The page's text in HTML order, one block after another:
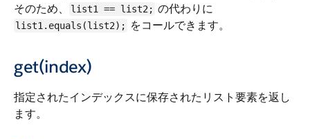
そのため、
list1 == list2; の代わりに
list1.equals(list2); をコールできます。
get(index)
指定されたインデックスに保存されたリスト要素を返し
ます。